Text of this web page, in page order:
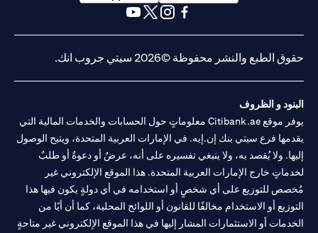
opens in a new tab
opens in a new tab
حقوق الطبع والنشر محفوظة ©2026 سيتي جروب انك.
البنود و الظروف
يوفر موقع Citibank.ae معلوماتٍ حول الحسابات والخدمات المالية التي
يقدمها فرع سيتي بنك إن.إيه. في الإمارات العربية المتحدة، ويتيح الوصول
إليها. ولا يُقصد به، ولا ينبغي تفسيره على أنه، عرضٌ أو دعوةٌ أو طلبٌ
لخدماتٍ خارج الإمارات العربية المتحدة. هذا الموقع الإلكتروني غير
مُخصص للتوزيع على أي شخصٍ أو استخدامه في أي دولةٍ يكون فيها هذا
التوزيع أو الاستخدام مخالفًا للقانون أو اللوائح المحلية، كما أن أيًا من
الخدمات أو الاستثمارات المشار إليها في هذا الموقع الإلكتروني غير متاحةٍ